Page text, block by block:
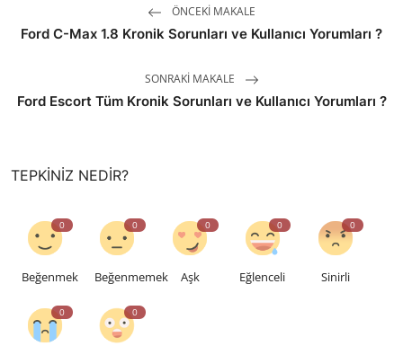
ÖNCEKI MAKALE
Ford C-Max 1.8 Kronik Sorunları ve Kullanıcı Yorumları ?
SONRAKI MAKALE
Ford Escort Tüm Kronik Sorunları ve Kullanıcı Yorumları ?
TEPKINIZ NEDIR?
0
Beğenmek
0
Beğenmemek
0
Aşk
0
Eğlenceli
0
Sinirli
0 0